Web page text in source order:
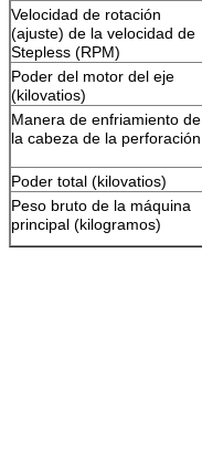
Velocidad de rotación
(ajuste) de la velocidad de
Stepless (RPM)
Poder del motor del eje
(kilovatios)
Manera de enfriamiento de
la cabeza de la perforación
Poder total (kilovatios)
Peso bruto de la máquina
principal (kilogramos)